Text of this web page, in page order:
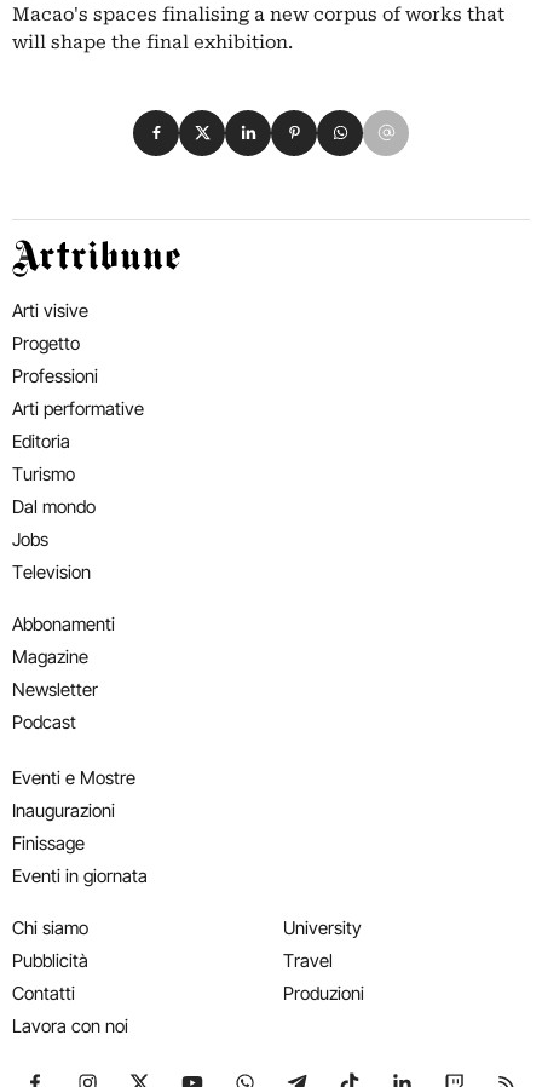
Macao's spaces finalising a new corpus of works that
will shape the final exhibition.
Condividi su Facebook
Condividi su X
Condividi su LinkedIn
Condividi su Pinterest
Condividi su WhatsApp
Condividi su Email
Artribune
Arti visive
Progetto
Professioni
Arti performative
Editoria
Turismo
Dal mondo
Jobs
Television
Abbonamenti
Magazine
Newsletter
Podcast
Eventi e Mostre
Inaugurazioni
Finissage
Eventi in giornata
Chi siamo
Pubblicità
Contatti
Lavora con noi
University
Travel
Produzioni
Seguici su Facebook
Seguici su Instagram
Seguici su X
Seguici su YouTube
Seguici su WhatsApp
Seguici su Telegram
Seguici su TikTok
Seguici su
Seguici